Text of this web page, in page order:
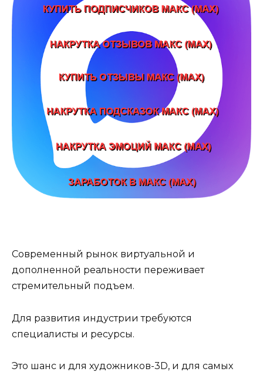
Современный рынок виртуальной и
дополненной реальности переживает
стремительный подъем.
Для развития индустрии требуются
специалисты и ресурсы.
Это шанс и для художников-3D, и для самых